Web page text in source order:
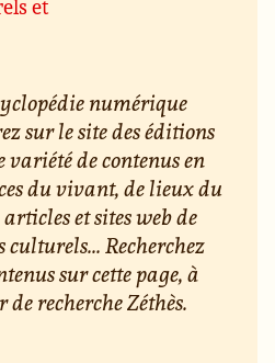
et
numérique
sur le site des éditions
de contenus en
du vivant, de lieux du
et sites web de
Recherchez
sur cette page, à
recherche Zéthès.